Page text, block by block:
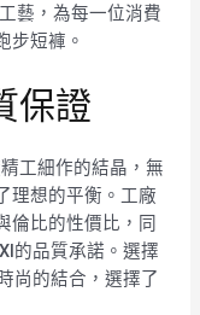
藝，為每一位消費
步短褲。
保證
工細作的結晶，無
理想的平衡。工廠
倫比的性價比，同
的品質承諾。選擇
尚的結合，選擇了